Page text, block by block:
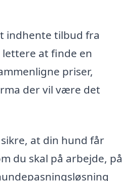
indhente tilbud fra
at finde en
priser,
der vil være det
at din hund får
du skal på arbejde, på